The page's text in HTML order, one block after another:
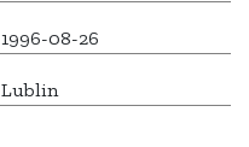
1996-08-26
Lublin